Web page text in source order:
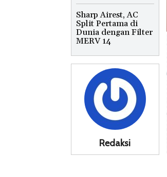
Sharp Airest, AC
Split Pertama di
Dunia dengan Filter
MERV 14
Redaksi